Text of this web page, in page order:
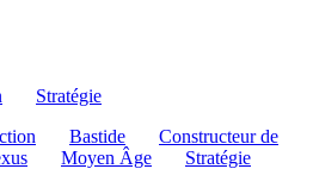
Stratégie
Bastide
Constructeur de
Moyen Âge
Stratégie